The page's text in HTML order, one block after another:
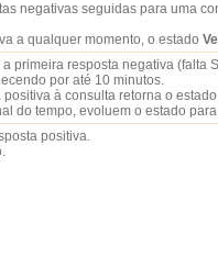
negativas seguidas para uma
a qualquer momento, o estado
primeira resposta negativa (falta
por até 10 minutos.
à consulta retorna o
do tempo, evoluem o estado para
positiva.